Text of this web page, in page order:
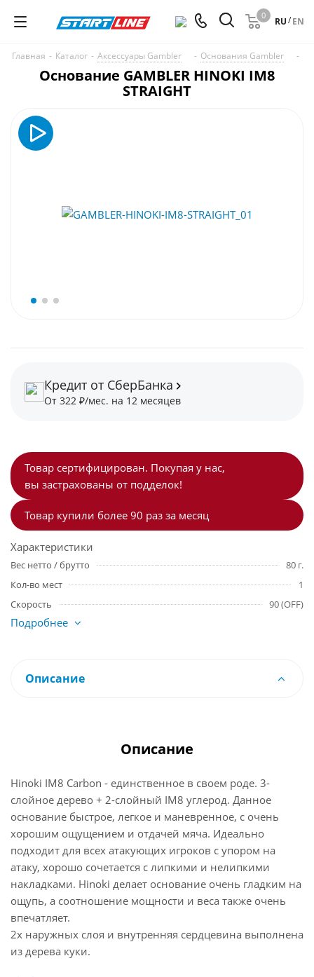
0
RU/EN
Главная - Каталог - Аксессуары Gambler - Основания Gambler -
Основание GAMBLER HINOKI IM8
STRAIGHT
Товар сертифицирован. Покупая у нас,
вы застрахованы от подделок!
Товар купили более 90 раз за месяц
Характеристики
Вес нетто / брутто
80 г.
Кол-во мест
1
Скорость
90 (OFF)
Подробнее
Кредит от СберБанка
От 322 ₽/мес. на 12 месяцев
Описание
Описание
Hinoki IM8 Carbon - единственное в своем роде. 3-
слойное дерево + 2-слойный IM8 углерод. Данное
основание быстрое, легкое и маневренное, с очень
хорошим ощущением и отдачей мяча. Идеально
подходит для всех атакующих игроков с упором на
атаку, хорошо сочетается с липкими и нелипкими
накладками. Hinoki делает основание очень гладким на
ощупь, а соотношение мощности и веса также очень
впечатляет.
2x наружных слоя и внутренняя сердцевина выполнена
из дерева куки.